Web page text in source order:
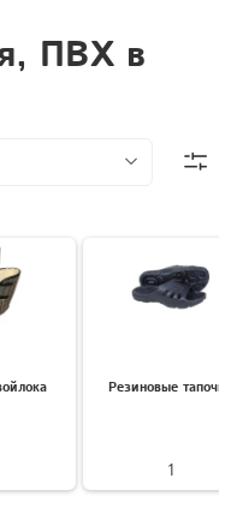
ПВХ в
Резиновые тапочки
1